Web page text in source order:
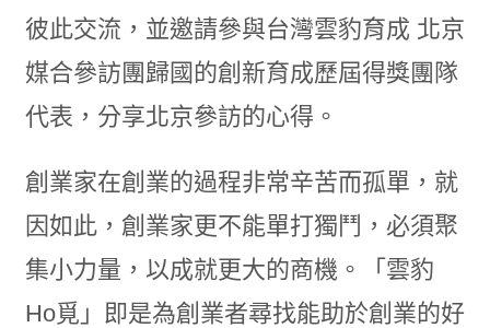
彼此交流，並邀請參與台灣雲豹育成 北京
媒合參訪團歸國的創新育成歷屆得獎團隊
代表，分享北京參訪的心得。
創業家在創業的過程非常辛苦而孤單，就
因如此，創業家更不能單打獨鬥，必須聚
集小力量，以成就更大的商機。「雲豹
Ho覓」即是為創業者尋找能助於創業的好